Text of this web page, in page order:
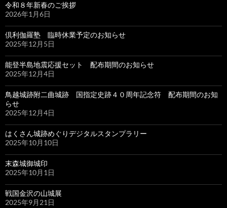
令和８年新春のご挨拶
2026年1月6日
倶利伽羅塾 臨時休業予定のお知らせ
2025年12月5日
能登半島地震応援セット 配布期間のお知らせ
2025年12月4日
鳥越城跡附二曲城跡 国指定史跡４０周年記念符 配布期間のお知
らせ
2025年12月4日
はくさん城跡めぐりデジタルスタンプラリー
2025年10月10日
末森城御城印
2025年10月1日
戦国金沢の山城展
2025年9月21日